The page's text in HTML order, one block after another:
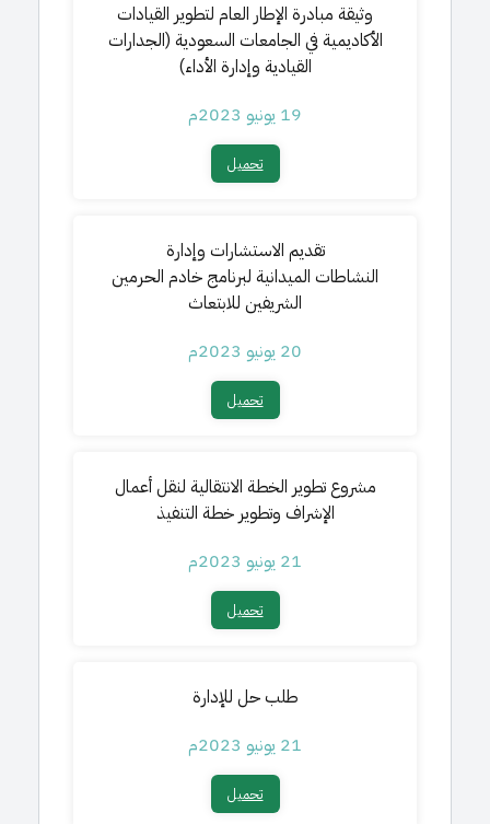
وثيقة مبادرة الإطار العام لتطوير القيادات
الأكاديمية في الجامعات السعودية (الجدارات
القيادية وإدارة الأداء)
19 يونيو 2023م
تحميل​
تقديم الاستشارات وإدارة
النشاطات الميدانية لبرنامج خادم الحرمين
الشريفين للابتعاث
20 يونيو 2023م
تحميل​
مشروع تطوير الخطة الانتقالية لنقل أعمال
الإشراف وتطوير خطة التنفيذ
21 يونيو 2023م
تحميل​
طلب حل للإدارة
21 يونيو 2023م
تحميل​